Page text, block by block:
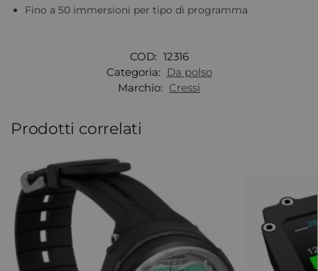
Fino a 50 immersioni per tipo di programma
COD: 12316
Categoria: Da polso
Marchio: Cressi
Prodotti correlati